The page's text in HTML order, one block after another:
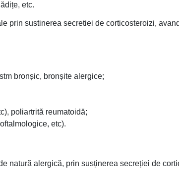
etc.
prin sustinerea secretiei de corticosteroizi,
bronșic, bronșite alergice;
poliartrită reumatoidă;
etc).
natură alergică, prin susținerea secreției de